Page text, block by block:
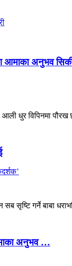
आमाका अनुभव
धुर विपिनमा पौरख
सृष्टि गर्ने बाबा
अनुभव …